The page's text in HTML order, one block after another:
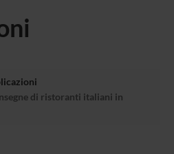
di ristoranti italiani in